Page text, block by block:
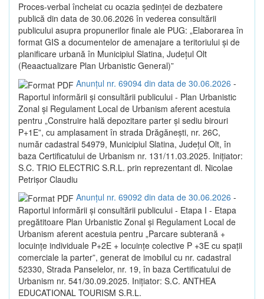
Proces-verbal încheiat cu ocazia ședinței de dezbatere
publică din data de 30.06.2026 în vederea consultării
publicului asupra propunerilor finale ale PUG: „Elaborarea în
format GIS a documentelor de amenajare a teritoriului și de
planificare urbană în Municipiul Slatina, Județul Olt
(Reaactualizare Plan Urbanistic General)”
Anunțul nr. 69094 din data de 30.06.2026 -
Raportul informării și consultării publicului - Plan Urbanistic
Zonal și Regulament Local de Urbanism aferent acestuia
pentru „Construire hală depozitare parter și sediu birouri
P+1E”, cu amplasament în strada Drăgănești, nr. 26C,
număr cadastral 54979, Municipiul Slatina, Județul Olt, în
baza Certificatului de Urbanism nr. 131/11.03.2025. Inițiator:
S.C. TRIO ELECTRIC S.R.L. prin reprezentant dl. Nicolae
Petrișor Claudiu
Anunțul nr. 69092 din data de 30.06.2026 -
Raportul informării și consultării publicului - Etapa I - Etapa
pregătitoare Plan Urbanistic Zonal și Regulament Local de
Urbanism aferent acestuia pentru „Parcare subterană +
locuințe individuale P+2E + locuințe colective P +3E cu spații
comerciale la parter”, generat de imobilul cu nr. cadastral
52330, Strada Panselelor, nr. 19, în baza Certificatului de
Urbanism nr. 541/30.09.2025. Inițiator: S.C. ANTHEA
EDUCATIONAL TOURISM S.R.L.